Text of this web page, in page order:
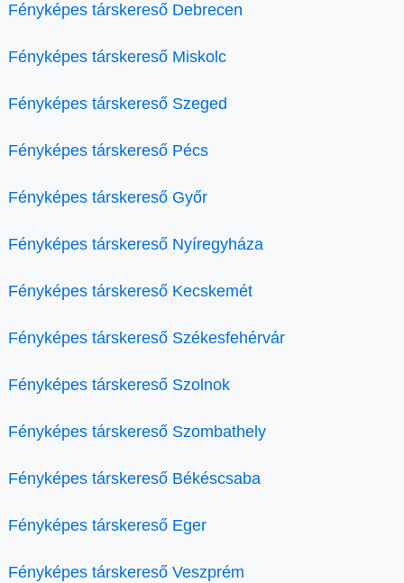
Fényképes társkereső Debrecen
Fényképes társkereső Miskolc
Fényképes társkereső Szeged
Fényképes társkereső Pécs
Fényképes társkereső Győr
Fényképes társkereső Nyíregyháza
Fényképes társkereső Kecskemét
Fényképes társkereső Székesfehérvár
Fényképes társkereső Szolnok
Fényképes társkereső Szombathely
Fényképes társkereső Békéscsaba
Fényképes társkereső Eger
Fényképes társkereső Veszprém